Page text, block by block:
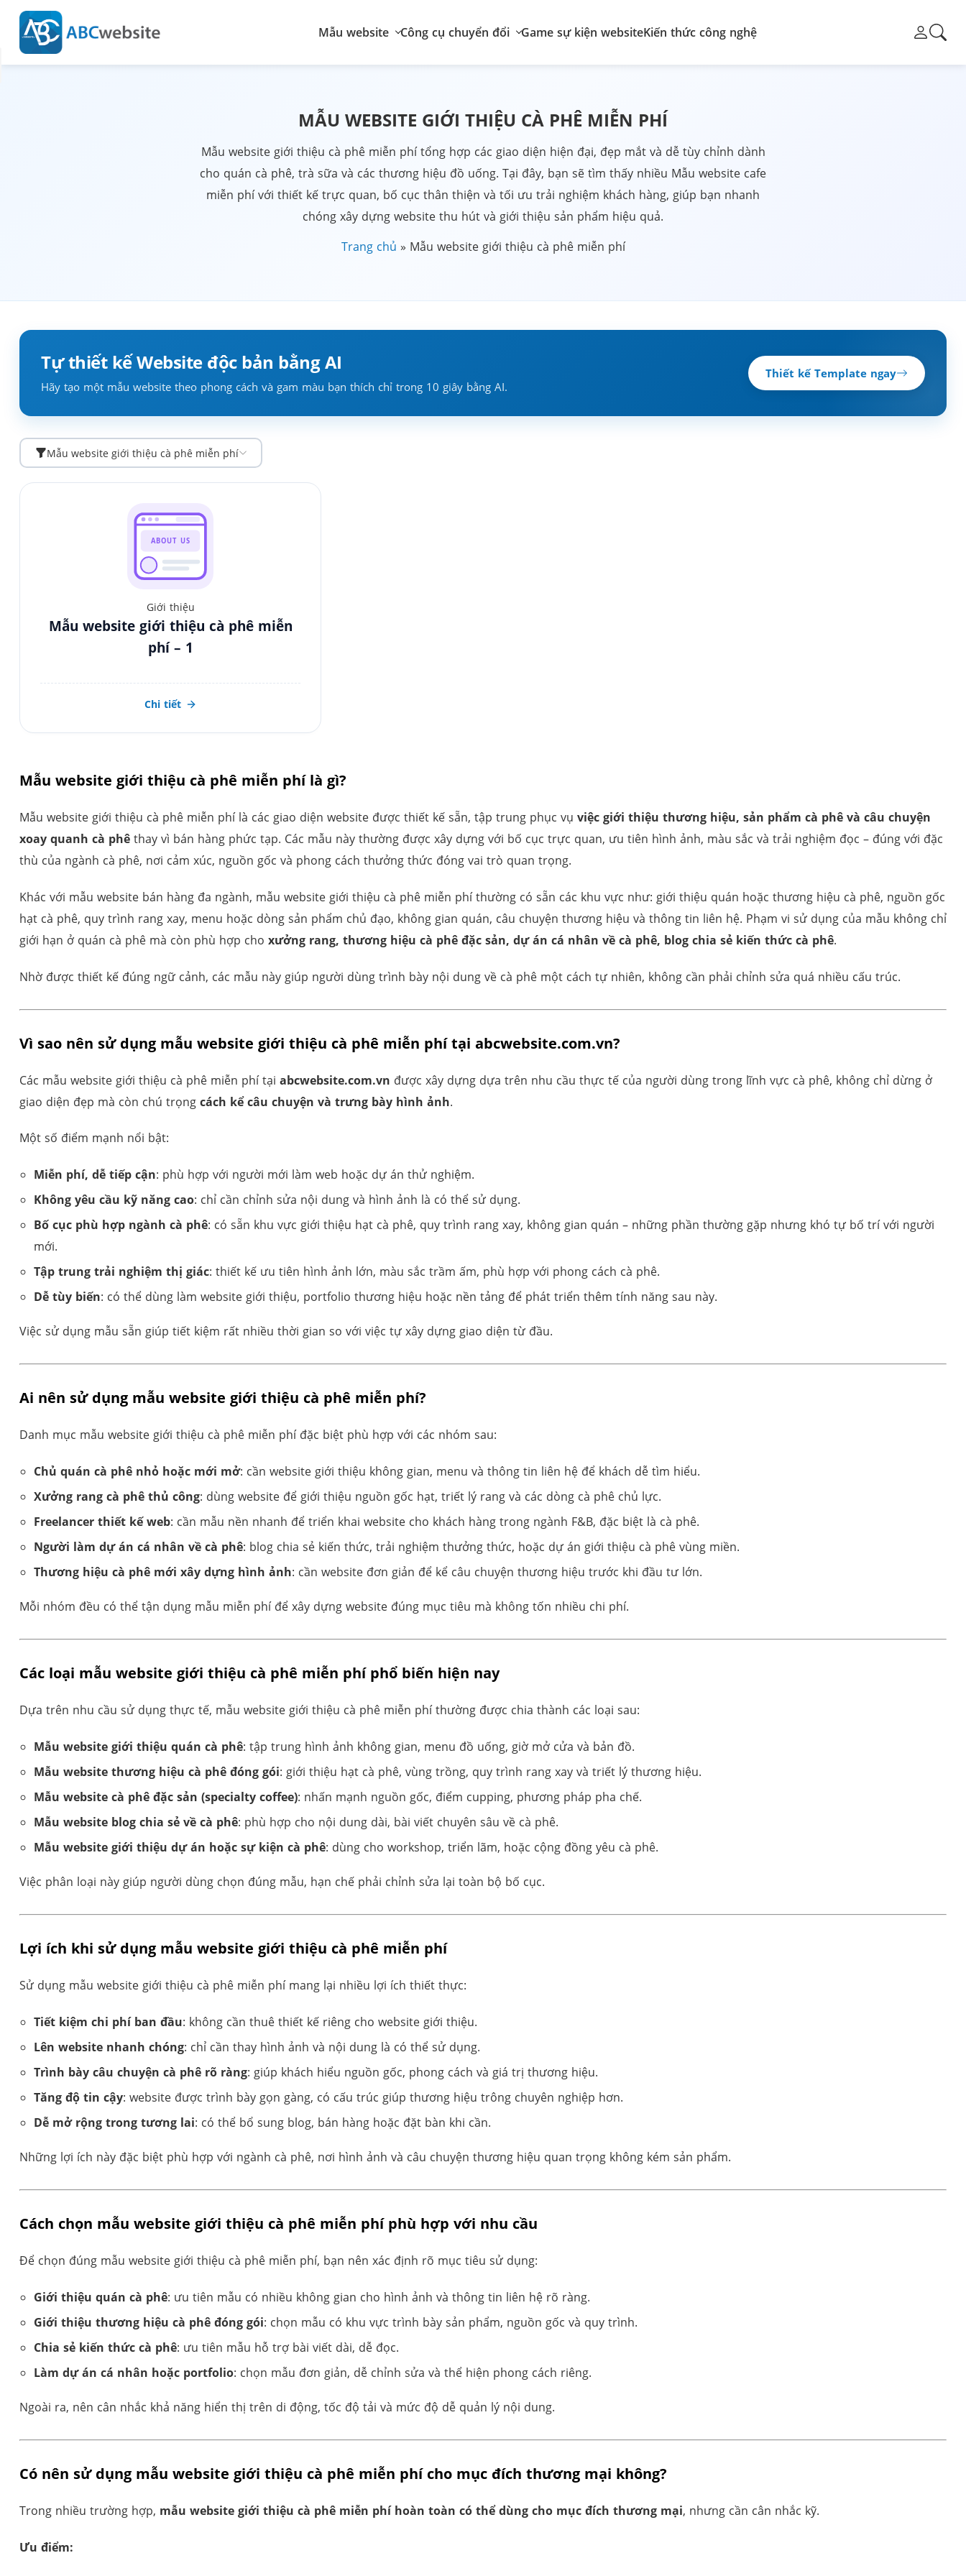
Mẫu website Công cụ chuyển đổi Game sự kiện websiteKiến thức công nghệ
MẪU WEBSITE GIỚI THIỆU CÀ PHÊ MIỄN PHÍ
Mẫu website giới thiệu cà phê miễn phí tổng hợp các giao diện hiện đại, đẹp mắt và dễ tùy chỉnh dành
cho quán cà phê, trà sữa và các thương hiệu đồ uống. Tại đây, bạn sẽ tìm thấy nhiều Mẫu website cafe
miễn phí với thiết kế trực quan, bố cục thân thiện và tối ưu trải nghiệm khách hàng, giúp bạn nhanh
chóng xây dựng website thu hút và giới thiệu sản phẩm hiệu quả.
Trang chủ » Mẫu website giới thiệu cà phê miễn phí
Tự thiết kế Website độc bản bằng AI
Hãy tạo một mẫu website theo phong cách và gam màu bạn thích chỉ trong 10 giây bằng AI.
Thiết kế Template ngay
Mẫu website giới thiệu cà phê miễn phí
ABOUT US
Giới thiệu
Mẫu website giới thiệu cà phê miễn
phí – 1
Chi tiết
Mẫu website giới thiệu cà phê miễn phí là gì?
Mẫu website giới thiệu cà phê miễn phí là các giao diện website được thiết kế sẵn, tập trung phục vụ việc giới thiệu thương hiệu, sản phẩm cà phê và câu chuyện
xoay quanh cà phê thay vì bán hàng phức tạp. Các mẫu này thường được xây dựng với bố cục trực quan, ưu tiên hình ảnh, màu sắc và trải nghiệm đọc – đúng với đặc
thù của ngành cà phê, nơi cảm xúc, nguồn gốc và phong cách thưởng thức đóng vai trò quan trọng.
Khác với mẫu website bán hàng đa ngành, mẫu website giới thiệu cà phê miễn phí thường có sẵn các khu vực như: giới thiệu quán hoặc thương hiệu cà phê, nguồn gốc
hạt cà phê, quy trình rang xay, menu hoặc dòng sản phẩm chủ đạo, không gian quán, câu chuyện thương hiệu và thông tin liên hệ. Phạm vi sử dụng của mẫu không chỉ
giới hạn ở quán cà phê mà còn phù hợp cho xưởng rang, thương hiệu cà phê đặc sản, dự án cá nhân về cà phê, blog chia sẻ kiến thức cà phê.
Nhờ được thiết kế đúng ngữ cảnh, các mẫu này giúp người dùng trình bày nội dung về cà phê một cách tự nhiên, không cần phải chỉnh sửa quá nhiều cấu trúc.
Vì sao nên sử dụng mẫu website giới thiệu cà phê miễn phí tại abcwebsite.com.vn?
Các mẫu website giới thiệu cà phê miễn phí tại abcwebsite.com.vn được xây dựng dựa trên nhu cầu thực tế của người dùng trong lĩnh vực cà phê, không chỉ dừng ở
giao diện đẹp mà còn chú trọng cách kể câu chuyện và trưng bày hình ảnh.
Một số điểm mạnh nổi bật:
Miễn phí, dễ tiếp cận: phù hợp với người mới làm web hoặc dự án thử nghiệm.
Không yêu cầu kỹ năng cao: chỉ cần chỉnh sửa nội dung và hình ảnh là có thể sử dụng.
Bố cục phù hợp ngành cà phê: có sẵn khu vực giới thiệu hạt cà phê, quy trình rang xay, không gian quán – những phần thường gặp nhưng khó tự bố trí với người
mới.
Tập trung trải nghiệm thị giác: thiết kế ưu tiên hình ảnh lớn, màu sắc trầm ấm, phù hợp với phong cách cà phê.
Dễ tùy biến: có thể dùng làm website giới thiệu, portfolio thương hiệu hoặc nền tảng để phát triển thêm tính năng sau này.
Việc sử dụng mẫu sẵn giúp tiết kiệm rất nhiều thời gian so với việc tự xây dựng giao diện từ đầu.
Ai nên sử dụng mẫu website giới thiệu cà phê miễn phí?
Danh mục mẫu website giới thiệu cà phê miễn phí đặc biệt phù hợp với các nhóm sau:
Chủ quán cà phê nhỏ hoặc mới mở: cần website giới thiệu không gian, menu và thông tin liên hệ để khách dễ tìm hiểu.
Xưởng rang cà phê thủ công: dùng website để giới thiệu nguồn gốc hạt, triết lý rang và các dòng cà phê chủ lực.
Freelancer thiết kế web: cần mẫu nền nhanh để triển khai website cho khách hàng trong ngành F&B, đặc biệt là cà phê.
Người làm dự án cá nhân về cà phê: blog chia sẻ kiến thức, trải nghiệm thưởng thức, hoặc dự án giới thiệu cà phê vùng miền.
Thương hiệu cà phê mới xây dựng hình ảnh: cần website đơn giản để kể câu chuyện thương hiệu trước khi đầu tư lớn.
Mỗi nhóm đều có thể tận dụng mẫu miễn phí để xây dựng website đúng mục tiêu mà không tốn nhiều chi phí.
Các loại mẫu website giới thiệu cà phê miễn phí phổ biến hiện nay
Dựa trên nhu cầu sử dụng thực tế, mẫu website giới thiệu cà phê miễn phí thường được chia thành các loại sau:
Mẫu website giới thiệu quán cà phê: tập trung hình ảnh không gian, menu đồ uống, giờ mở cửa và bản đồ.
Mẫu website thương hiệu cà phê đóng gói: giới thiệu hạt cà phê, vùng trồng, quy trình rang xay và triết lý thương hiệu.
Mẫu website cà phê đặc sản (specialty coffee): nhấn mạnh nguồn gốc, điểm cupping, phương pháp pha chế.
Mẫu website blog chia sẻ về cà phê: phù hợp cho nội dung dài, bài viết chuyên sâu về cà phê.
Mẫu website giới thiệu dự án hoặc sự kiện cà phê: dùng cho workshop, triển lãm, hoặc cộng đồng yêu cà phê.
Việc phân loại này giúp người dùng chọn đúng mẫu, hạn chế phải chỉnh sửa lại toàn bộ bố cục.
Lợi ích khi sử dụng mẫu website giới thiệu cà phê miễn phí
Sử dụng mẫu website giới thiệu cà phê miễn phí mang lại nhiều lợi ích thiết thực:
Tiết kiệm chi phí ban đầu: không cần thuê thiết kế riêng cho website giới thiệu.
Lên website nhanh chóng: chỉ cần thay hình ảnh và nội dung là có thể sử dụng.
Trình bày câu chuyện cà phê rõ ràng: giúp khách hiểu nguồn gốc, phong cách và giá trị thương hiệu.
Tăng độ tin cậy: website được trình bày gọn gàng, có cấu trúc giúp thương hiệu trông chuyên nghiệp hơn.
Dễ mở rộng trong tương lai: có thể bổ sung blog, bán hàng hoặc đặt bàn khi cần.
Những lợi ích này đặc biệt phù hợp với ngành cà phê, nơi hình ảnh và câu chuyện thương hiệu quan trọng không kém sản phẩm.
Cách chọn mẫu website giới thiệu cà phê miễn phí phù hợp với nhu cầu
Để chọn đúng mẫu website giới thiệu cà phê miễn phí, bạn nên xác định rõ mục tiêu sử dụng:
Giới thiệu quán cà phê: ưu tiên mẫu có nhiều không gian cho hình ảnh và thông tin liên hệ rõ ràng.
Giới thiệu thương hiệu cà phê đóng gói: chọn mẫu có khu vực trình bày sản phẩm, nguồn gốc và quy trình.
Chia sẻ kiến thức cà phê: ưu tiên mẫu hỗ trợ bài viết dài, dễ đọc.
Làm dự án cá nhân hoặc portfolio: chọn mẫu đơn giản, dễ chỉnh sửa và thể hiện phong cách riêng.
Ngoài ra, nên cân nhắc khả năng hiển thị trên di động, tốc độ tải và mức độ dễ quản lý nội dung.
Có nên sử dụng mẫu website giới thiệu cà phê miễn phí cho mục đích thương mại không?
Trong nhiều trường hợp, mẫu website giới thiệu cà phê miễn phí hoàn toàn có thể dùng cho mục đích thương mại, nhưng cần cân nhắc kỹ.
Ưu điểm: